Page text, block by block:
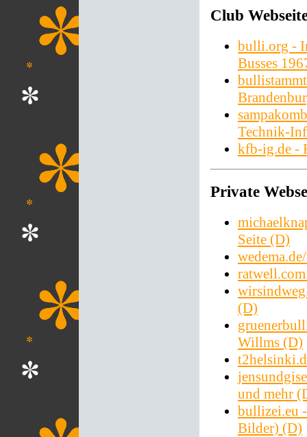
Club
bulli.org -
Busses
Technik-
kfb-ig.de -
Private
Seite (D)
(D)
Willms (D)
und mehr
bullizei.eu
Bilder) (D)